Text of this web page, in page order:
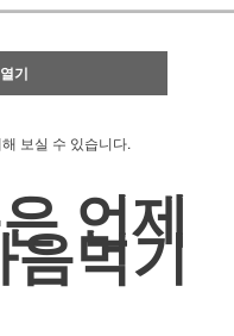
기
보실 수 있습니다.
언제
먹기